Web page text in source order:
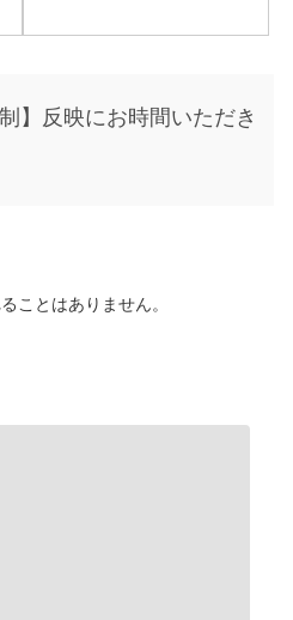
制】反映にお時間いただき
ことはありません。